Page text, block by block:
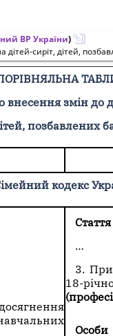
ВР України)
сиріт, дітей,